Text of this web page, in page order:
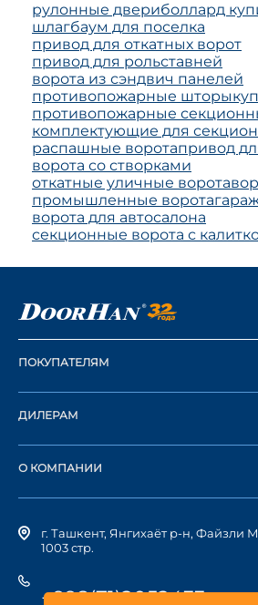
рулонные двериболлард
шлагбаум для поселка
привод для откатных ворот
привод для рольставней
ворота из сэндвич панелей
противопожарные шторы
противопожарные
комплектующие для
распашные воротапривод
ворота со створками
откатные уличные ворота
промышленные ворота
ворота для автосалона
секционные ворота с
ПОКУПАТЕЛЯМ
Оформить заказ
Каталог
ДИЛЕРАМ
Стать дилером
О КОМПАНИИ
История компании
г. Ташкент, Янгихаёт р-н, Файзли
1003 стр.
+998(71)2052433